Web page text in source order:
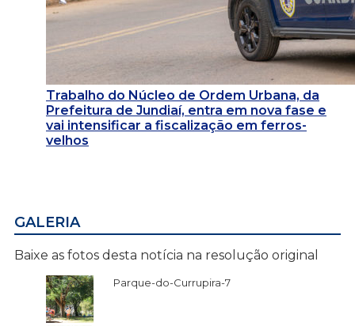
Trabalho do Núcleo de Ordem Urbana, da
Prefeitura de Jundiaí, entra em nova fase e
vai intensificar a fiscalização em ferros-
velhos
GALERIA
Baixe as fotos desta notícia na resolução original
Parque-do-Currupira-7